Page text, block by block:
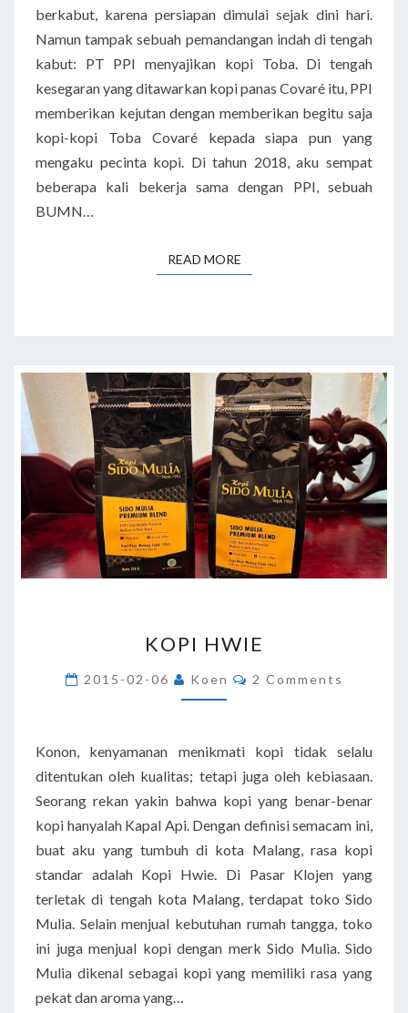
berkabut, karena persiapan dimulai sejak dini hari.
Namun tampak sebuah pemandangan indah di tengah
kabut: PT PPI menyajikan kopi Toba. Di tengah
kesegaran yang ditawarkan kopi panas Covaré itu, PPI
memberikan kejutan dengan memberikan begitu saja
kopi-kopi Toba Covaré kepada siapa pun yang
mengaku pecinta kopi. Di tahun 2018, aku sempat
beberapa kali bekerja sama dengan PPI, sebuah
BUMN…
READ MOREREAD MORE
HWIE
KOPI HWIE
2015-02-06 Koen Comments
2 Comments
Konon, kenyamanan menikmati kopi tidak selalu
ditentukan oleh kualitas; tetapi juga oleh kebiasaan.
Seorang rekan yakin bahwa kopi yang benar-benar
kopi hanyalah Kapal Api. Dengan definisi semacam ini,
buat aku yang tumbuh di kota Malang, rasa kopi
standar adalah Kopi Hwie. Di Pasar Klojen yang
terletak di tengah kota Malang, terdapat toko Sido
Mulia. Selain menjual kebutuhan rumah tangga, toko
ini juga menjual kopi dengan merk Sido Mulia. Sido
Mulia dikenal sebagai kopi yang memiliki rasa yang
pekat dan aroma yang…